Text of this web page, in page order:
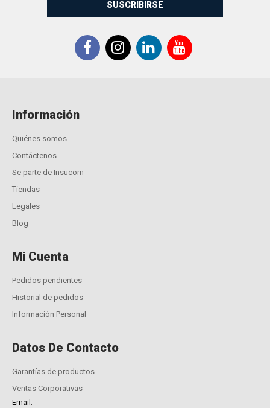
SUSCRIBIRSE
Información
Quiénes somos
Contáctenos
Se parte de Insucom
Tiendas
Legales
Blog
Mi Cuenta
Pedidos pendientes
Historial de pedidos
Información Personal
Datos De Contacto
Garantías de productos
Ventas Corporativas
Email: